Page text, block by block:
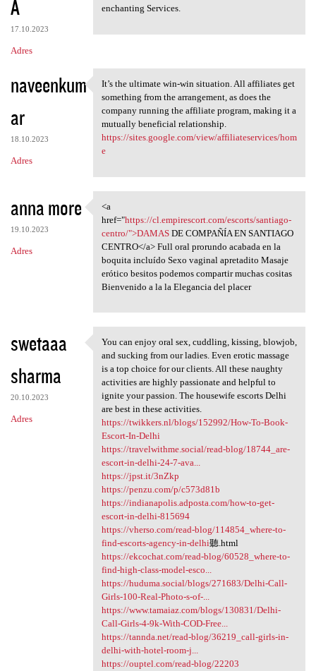
A
17.10.2023
Adres
enchanting Services.
naveenkum
ar
18.10.2023
Adres
It’s the ultimate win-win
It’s the ultimate win-win situation. All affiliates get
something from the arrangement, as does the
company running the affiliate program, making it a
mutually beneficial relationship.
https://sites.google.com/view/affiliateservices/hom
e
anna more
19.10.2023
Adres
<a href="https://cl
<a
href="https://cl.empirescort.com/escorts/santiago-
centro/">DAMASDE COMPAÑÍA EN SANTIAGO
CENTRO</a> Full oral prorundo acabada en la
boquita incluído Sexo vaginal apretadito Masaje
erótico besitos podemos compartir muchas cositas
Bienvenido a la la Elegancia del placer
swetaaa
sharma
20.10.2023
Adres
You can enjoy oral sex,
You can enjoy oral sex, cuddling, kissing, blowjob,
and sucking from our ladies. Even erotic massage
is a top choice for our clients. All these naughty
activities are highly passionate and helpful to
ignite your passion. The housewife escorts Delhi
are best in these activities.
https://twikkers.nl/blogs/152992/How-To-Book-
Escort-In-Delhi
https://travelwithme.social/read-blog/18744_are-
escort-in-delhi-24-7-ava...
https://jpst.it/3nZkp
https://penzu.com/p/c573d81b
https://indianapolis.adposta.com/how-to-get-
escort-in-delhi-815694
https://vherso.com/read-blog/114854_where-to-
find-escorts-agency-in-delhi聽.html
https://ekcochat.com/read-blog/60528_where-to-
find-high-class-model-esco...
https://huduma.social/blogs/271683/Delhi-Call-
Girls-100-Real-Photo-s-of-...
https://www.tamaiaz.com/blogs/130831/Delhi-
Call-Girls-4-9k-With-COD-Free...
https://tannda.net/read-blog/36219_call-girls-in-
delhi-with-hotel-room-j...
https://ouptel.com/read-blog/22203